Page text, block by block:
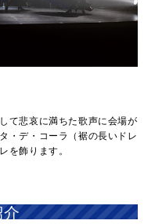
て悲哀に満ちた歌声に会場が
・デ・コーラ（裾の長いドレ
を飾ります。